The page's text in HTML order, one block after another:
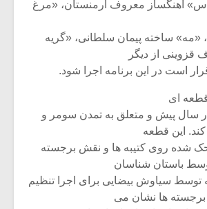
آهنگساز معروف ارمنستان،‌ «مرغ
«مه» ساخته پیمان سلطانی، «گریه
از دیگر
است در این برنامه اجرا شود.
ای
سال پیش و متعلق به تمدن سومر و
کند. این قطعه
شده روی کتیبه ها و نقش برجسته
باستان شناسان
سیاوش بیضایی برای اجرا تنظیم
ها نشان می